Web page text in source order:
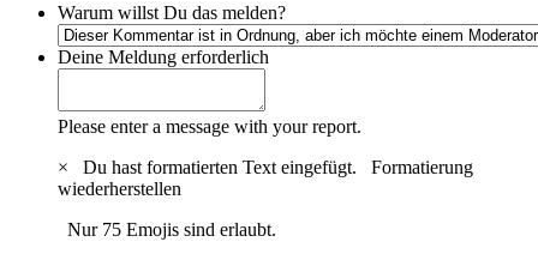
Warum willst Du das melden?
Deine Meldung erforderlich
Please enter a message with your report.
×
Du hast formatierten Text eingefügt. Formatierung
wiederherstellen
Nur 75 Emojis sind erlaubt.